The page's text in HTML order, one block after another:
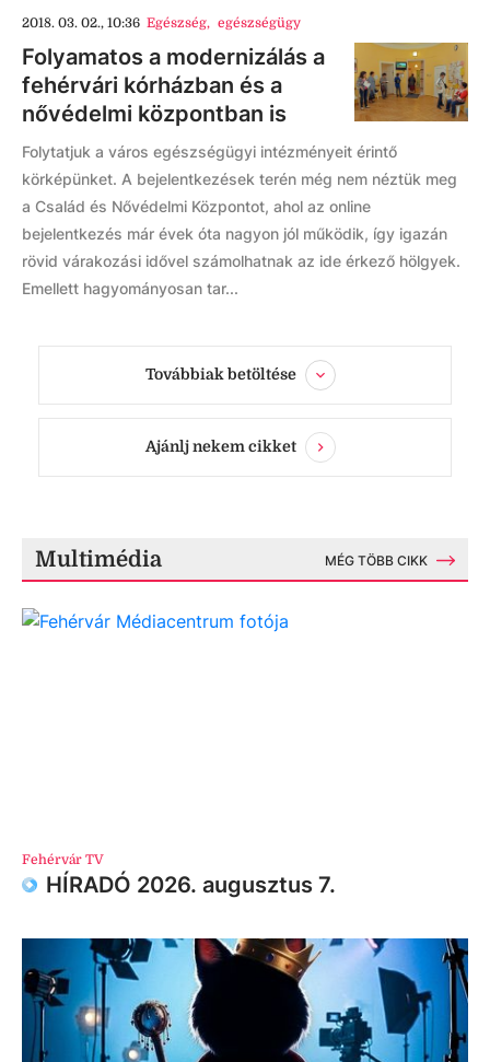
2018. 03. 02., 10:36 Egészség, egészségügy
Folyamatos a modernizálás a
fehérvári kórházban és a
nővédelmi központban is
Folytatjuk a város egészségügyi intézményeit érintő
körképünket. A bejelentkezések terén még nem néztük meg
a Család és Nővédelmi Központot, ahol az online
bejelentkezés már évek óta nagyon jól működik, így igazán
rövid várakozási idővel számolhatnak az ide érkező hölgyek.
Emellett hagyományosan tar...
Továbbiak betöltése
Ajánlj nekem cikket
Multimédia MÉG TÖBB CIKK
Fehérvár TV
HÍRADÓ 2026. augusztus 7.